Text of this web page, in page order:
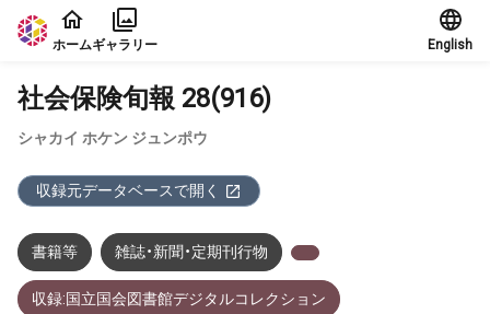
本文に飛ぶ
ホームギャラリー English
社会保険旬報 28(916)
シャカイ ホケン ジュンポウ
収録元データベースで開く
書籍等 雑誌・新聞・定期刊行物
収録:国立国会図書館デジタルコレクション